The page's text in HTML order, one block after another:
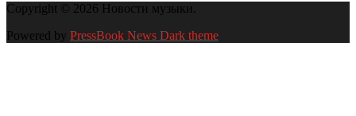
Copyright © 2026 Новости музыки.
Powered by PressBook News Dark theme